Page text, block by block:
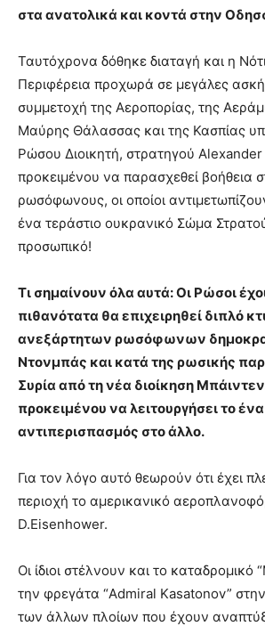
στα ανατολικά και κοντά στην
Ταυτόχρονα δόθηκε διαταγή και η
Περιφέρεια προχωρά σε μεγάλες
συμμετοχή της Αεροπορίας, της
Μαύρης Θάλασσας και της Κασπίας
Ρώσου Διοικητή, στρατηγού
προκειμένου να παρασχεθεί βοήθεια
ρωσόφωνους, οι οποίοι
ένα τεράστιο ουκρανικό Σώμα
προσωπικό!
Τι σημαίνουν όλα αυτά: Οι Ρώσοι
πιθανότατα θα επιχειρηθεί διπλό
ανεξάρτητων ρωσόφωνων
Ντονμπάς και κατά της ρωσικής
Συρία από τη νέα διοίκηση
προκειμένου να λειτουργήσει το
αντιπερισπασμός στο άλλο.
Για τον λόγο αυτό θεωρούν ότι έχει
περιοχή το αμερικανικό
D.Eisenhower.
Οι ίδιοι στέλνουν και το καταδρομικό
την φρεγάτα “Admiral Kasatonov”
των άλλων πλοίων που έχουν